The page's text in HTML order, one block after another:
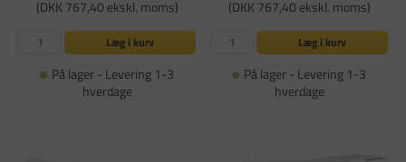
(DKK 767,40 ekskl. moms)
Læg i kurv
På lager - Levering 1-3
hverdage
(DKK 767,40 ekskl. moms)
Læg i kurv
På lager - Levering 1-3
hverdage